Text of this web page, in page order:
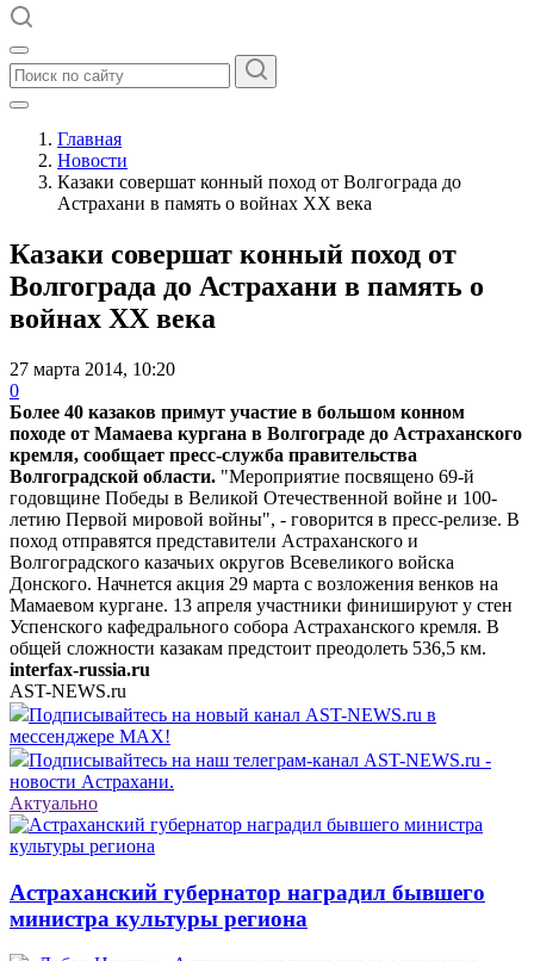
Главная
Новости
Казаки совершат конный поход от Волгограда до
Астрахани в память о войнах XX века
Казаки совершат конный поход от
Волгограда до Астрахани в память о
войнах XX века
27 марта 2014, 10:20
0
Более 40 казаков примут участие в большом конном
походе от Мамаева кургана в Волгограде до Астраханского
кремля, сообщает пресс-служба правительства
Волгоградской области. "Мероприятие посвящено 69-й
годовщине Победы в Великой Отечественной войне и 100-
летию Первой мировой войны", - говорится в пресс-релизе. В
поход отправятся представители Астраханского и
Волгоградского казачьих округов Всевеликого войска
Донского. Начнется акция 29 марта с возложения венков на
Мамаевом кургане. 13 апреля участники финишируют у стен
Успенского кафедрального собора Астраханского кремля. В
общей сложности казакам предстоит преодолеть 536,5 км.
interfax-russia.ru
AST-NEWS.ru
Подписывайтесь на новый канал AST-NEWS.ru в
мессенджере MAX!
Подписывайтесь на наш телеграм-канал AST-NEWS.ru -
новости Астрахани.
Актуально
Астраханский губернатор наградил бывшего
министра культуры региона